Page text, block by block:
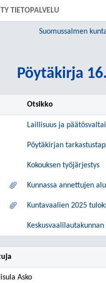
TIETOPALVELU
Suomussalmen
Pöytäkirja
Otsikko
Laillisuus ja
Pöytäkirjan
Kokouksen työjärjestys
Kunnassa annettujen
Kuntavaalien 2025
Asko